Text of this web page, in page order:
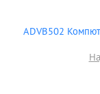
ADVB502